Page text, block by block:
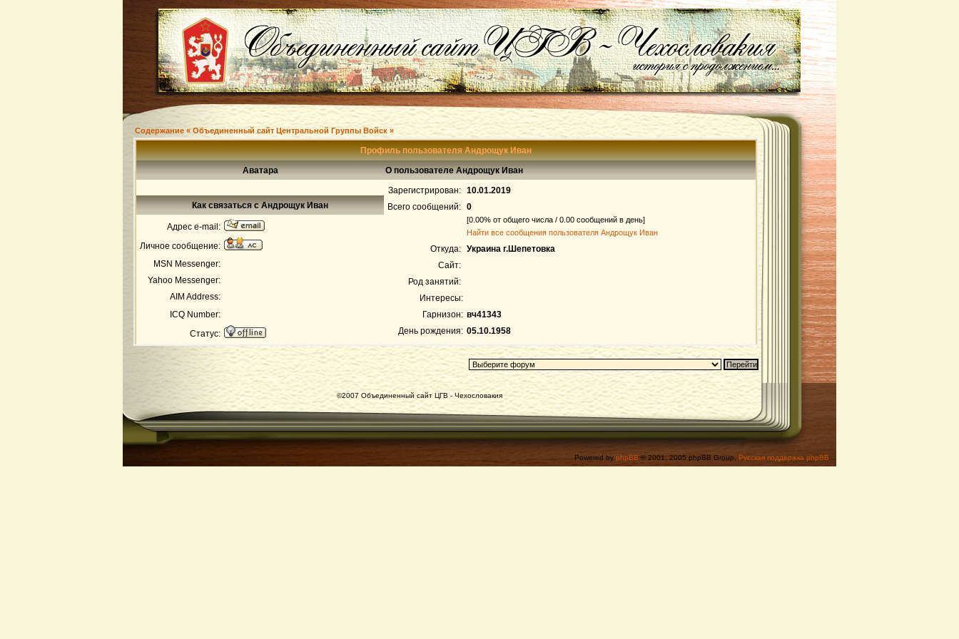
Содержание « Объединенный сайт Центральной Группы Войск »
Профиль пользователя Андрощук Иван
Аватара
О пользователе Андрощук Иван
Зарегистрирован: 10.01.2019
Всего сообщений: 0
[0.00% от общего числа / 0.00 сообщений в день]
Найти все сообщения пользователя Андрощук Иван
Откуда: Украина г.Шепетовка
Сайт:
Род занятий:
Интересы:
Гарнизон: вч41343
День рождения: 05.10.1958
Как связаться с Андрощук Иван
Адрес e-mail:
Личное сообщение:
MSN Messenger:
Yahoo Messenger:
AIM Address:
ICQ Number:
Статус:
©2007 Объединенный сайт ЦГВ - Чехословакия
Powered by phpBB © 2001, 2005 phpBB Group, Русская поддержка phpBB